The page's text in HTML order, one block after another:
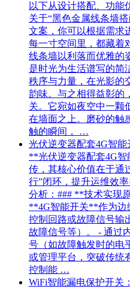
以下从设计搭配、功能
关于“黑色金属线条墙
文案，你可以根据需求
每一寸空间里，都藏着
线条墙以利落而优雅的
是时光为生活谱写的简
秩序与力量，在光影的
韵味。与之相得益彰的
关。它宛如夜空中一颗
在墙面之上。磨砂的触
触的瞬间， …
光伏逆变器配套4G智
**光伏逆变器配套4G智
传，其核心价值在于通
行”闭环，提升运维效
分析：### **技术实现
**4G智能开关**作为边
控制回路或故障信号输
故障信号等）。 - 通过
号（如故障触发时的电
或管理平台，突破传统
控制能 …
WiFi智能漏电保护开关